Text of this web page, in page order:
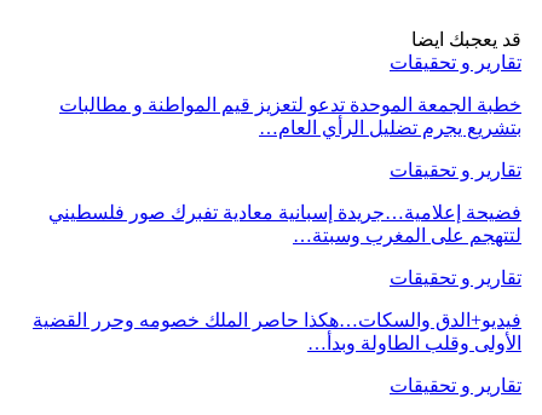
قد يعجبك ايضا
تقارير و تحقيقات
خطبة الجمعة الموحدة تدعو لتعزيز قيم المواطنة و مطالبات
بتشريع يجرم تضليل الرأي العام…
تقارير و تحقيقات
فضيحة إعلامية…جريدة إسبانية معادية تفبرك صور فلسطيني
لتتهجم على المغرب وسبتة…
تقارير و تحقيقات
فيديو+الدق والسكات…هكذا حاصر الملك خصومه وحرر القضية
الأولى وقلب الطاولة وبدأ…
تقارير و تحقيقات